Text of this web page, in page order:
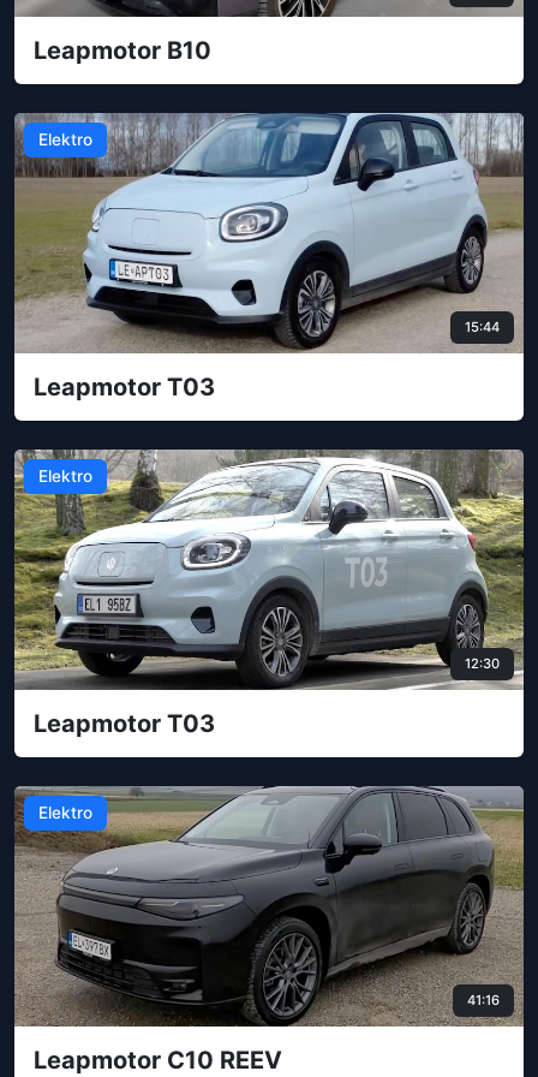
Leapmotor B10
Elektro
15:44
Leapmotor T03
Elektro
12:30
Leapmotor T03
Elektro
41:16
Leapmotor C10 REEV